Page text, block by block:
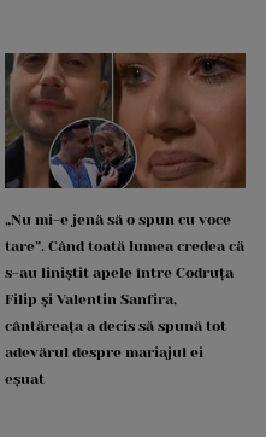
„Nu mi-e jenă să o spun cu voce
tare”. Când toată lumea credea că
s-au liniștit apele între Codruța
Filip și Valentin Sanfira,
cântăreața a decis să spună tot
adevărul despre mariajul ei
eșuat